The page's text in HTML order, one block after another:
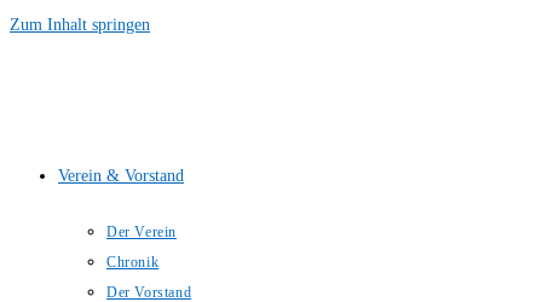
Zum Inhalt springen
Verein & Vorstand
Der Verein
Chronik
Der Vorstand